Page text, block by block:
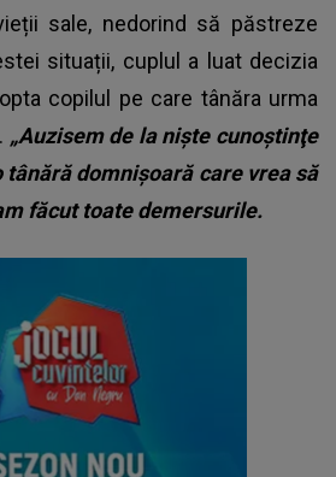
sale, nedorind să păstreze
situații, cuplul a luat decizia
copilul pe care tânăra urma
„Auzisem de la nişte cunoştinţe
domnişoară care vrea să
făcut toate demersurile.